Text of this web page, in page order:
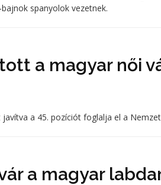
spanyolok vezetnek.
a magyar női
a 45. pozíciót foglalja el a
a magyar